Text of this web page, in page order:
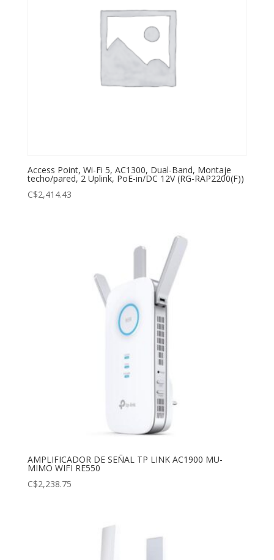
Access Point, Wi-Fi 5, AC1300, Dual-Band, Montaje
techo/pared, 2 Uplink, PoE-in/DC 12V (RG-RAP2200(F))
C$2,414.43
AMPLIFICADOR DE SEÑAL TP LINK AC1900 MU-
MIMO WIFI RE550
C$2,238.75